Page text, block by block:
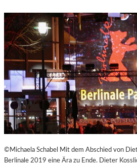
©Michaela Schabel Mit dem Abschied von
Berlinale 2019 eine Ära zu Ende. Dieter